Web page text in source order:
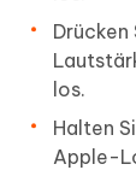
Drücken
los.
Halten
Apple-